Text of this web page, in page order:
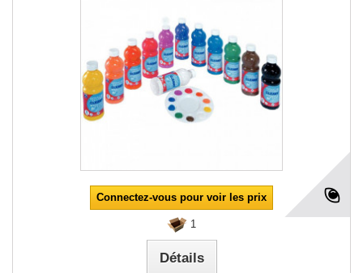
Connectez-vous pour voir les prix
1
Détails